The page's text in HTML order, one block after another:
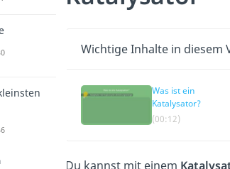
Wichtige Inhalte in diesem
Was ist ein
Katalysator?
(00:12)
Du kannst mit einem